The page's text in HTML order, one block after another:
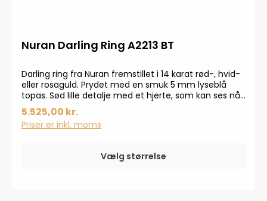
Nuran Darling Ring A2213 BT
Darling ring fra Nuran fremstillet i 14 karat rød-, hvid-
eller rosaguld. Prydet med en smuk 5 mm lyseblå
topas. Sød lille detalje med et hjerte, som kan ses når
du kigger på ringen fra siden af.Smykkerne
produceres på bestilling, forvent derfor en
leveringstid på op til 14 dageHar du specielle ønsker,
trykfejl og prisstigninger.
5.525,00 kr.
Priser er inkl. moms
Vælg størrelse